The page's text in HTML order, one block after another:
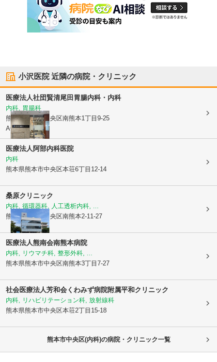
小沢医院近隣の病院・クリニック
医療法人社団賢清尾田胃腸内科・内科
内科, 胃腸科
熊本県熊本市中央区南熊本1丁目9-25
ACTY熊本2F
医療法人 阿部内科医院
内科
熊本県熊本市中央区本荘6丁目12-14
桑原クリニック
内科, 循環器科, 人工透析内科, ...
熊本県熊本市中央区南熊本2-11-27
医療法人熊南会南熊本病院
内科, リウマチ科, 整形外科, ...
熊本県熊本市中央区南熊本3丁目7-27
社会医療法人芳和会くわみず病院附属平和クリニック
内科, リハビリテーション科, 放射線科
熊本県熊本市中央区本荘2丁目15-18
熊本市中央区(内科)の病院・クリニック一覧